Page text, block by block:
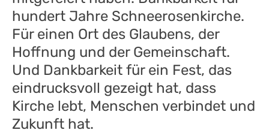
hundert Jahre Schneerosenkirche.
Für einen Ort des Glaubens, der
Hoffnung und der Gemeinschaft.
Und Dankbarkeit für ein Fest, das
eindrucksvoll gezeigt hat, dass
Kirche lebt, Menschen verbindet und
Zukunft hat.